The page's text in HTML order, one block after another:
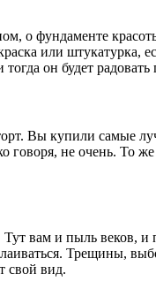
о фундаменте
или штукатурка,
он будет радовать
Вы купили самые
говоря, не очень. То
вам и пыль веков,
Трещины,
свой вид.